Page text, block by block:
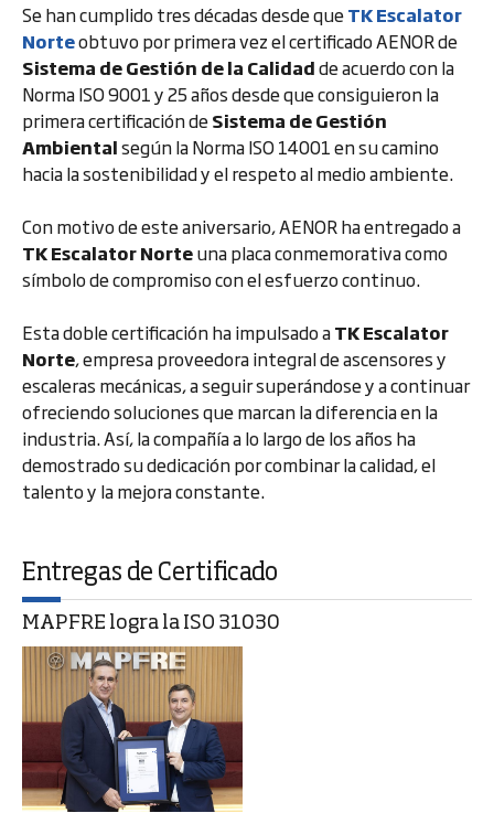
Se han cumplido tres décadas desde queTK Escalator
Norteobtuvo por primera vez el certificado AENOR de
Sistema de Gestión de la Calidadde acuerdo con la
Norma ISO 9001 y 25 años desde que consiguieron la
primera certificación deSistema de Gestión
Ambientalsegún la Norma ISO 14001 en su camino
hacia la sostenibilidad y el respeto al medio ambiente.
Con motivo de este aniversario, AENOR ha entregado a
TK Escalator Norteuna placa conmemorativa como
símbolo de compromiso con el esfuerzo continuo.
Esta doble certificación ha impulsado aTK Escalator
Norte, empresa proveedora integral de ascensores y
escaleras mecánicas, a seguir superándose y a continuar
ofreciendo soluciones que marcan la diferencia en la
industria. Así, la compañía a lo largo de los años ha
demostrado su dedicación por combinar la calidad, el
talento y la mejora constante.
Entregas de Certificado
MAPFRE logra la ISO 31030